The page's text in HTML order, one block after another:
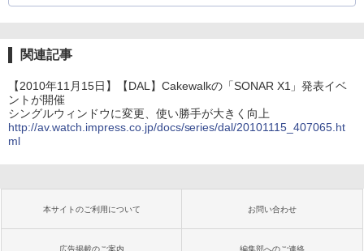
関連記事
【2010年11月15日】【DAL】Cakewalkの「SONAR X1」発表イベ
ントが開催
シングルウィンドウに変更、使い勝手が大きく向上
http://av.watch.impress.co.jp/docs/series/dal/20101115_407065.ht
ml
本サイトのご利用について お問い合わせ
広告掲載のご案内 編集部へのご連絡